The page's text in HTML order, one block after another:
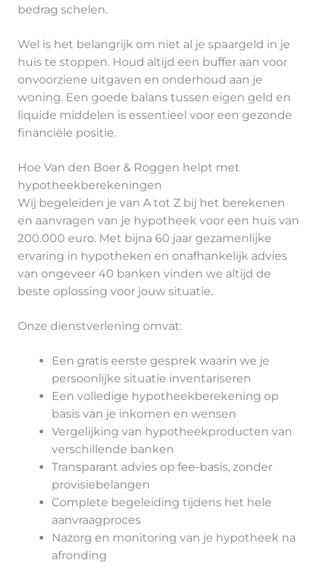
bedrag schelen.
Wel is het belangrijk om niet al je spaargeld in je
huis te stoppen. Houd altijd een buffer aan voor
onvoorziene uitgaven en onderhoud aan je
woning. Een goede balans tussen eigen geld en
liquide middelen is essentieel voor een gezonde
financiële positie.
Hoe Van den Boer & Roggen helpt met
hypotheekberekeningen
Wij begeleiden je van A tot Z bij het berekenen
en aanvragen van je hypotheek voor een huis van
200.000 euro. Met bijna 60 jaar gezamenlijke
ervaring in hypotheken en onafhankelijk advies
van ongeveer 40 banken vinden we altijd de
beste oplossing voor jouw situatie.
Onze dienstverlening omvat:
Een gratis eerste gesprek waarin we je
persoonlijke situatie inventariseren
Een volledige hypotheekberekening op
basis van je inkomen en wensen
Vergelijking van hypotheekproducten van
verschillende banken
Transparant advies op fee-basis, zonder
provisiebelangen
Complete begeleiding tijdens het hele
aanvraagproces
Nazorg en monitoring van je hypotheek na
afronding